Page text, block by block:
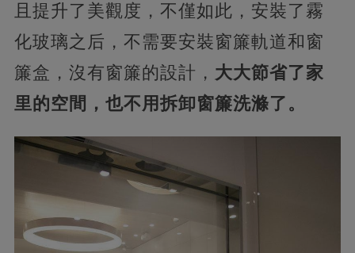
且提升了美觀度，不僅如此，安裝了霧
化玻璃之后，不需要安裝窗簾軌道和窗
簾盒，沒有窗簾的設計， 大大節省了家
里的空間，也不用拆卸窗簾洗滌了。